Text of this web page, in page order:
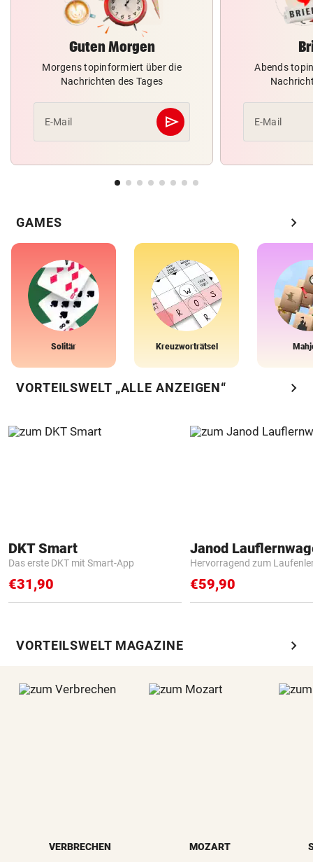
Guten Morgen
Morgens topinformiert über die
Nachrichten des Tages
E-Mail send
Abschicken
Abends
E-Mail
GAMES chevron_right
Solitär Kreuzworträtsel
VORTEILSWELT „ALLE ANZEIGEN“ chevron_right
DKT Smart
Das erste DKT mit Smart-App
€31,90
Janod
Hervorragend zum
€59,90
VORTEILSWELT MAGAZINE chevron_right
VERBRECHEN MOZART